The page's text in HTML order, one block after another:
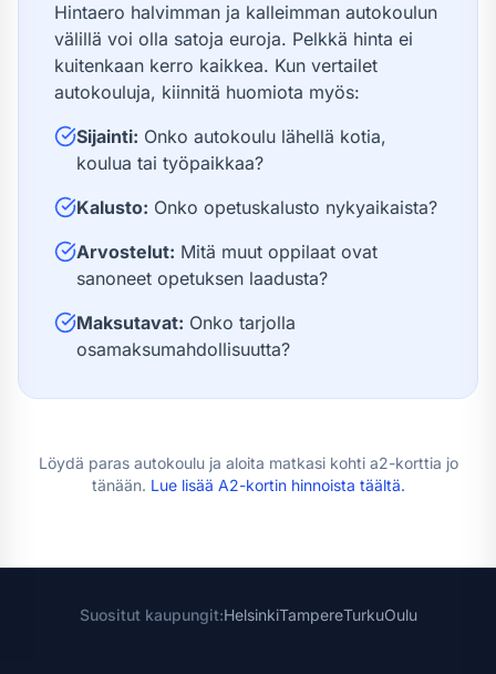
Hintaero halvimman ja kalleimman autokoulun
välillä voi olla satoja euroja. Pelkkä hinta ei
kuitenkaan kerro kaikkea. Kun vertailet
autokouluja, kiinnitä huomiota myös:
Sijainti: Onko autokoulu lähellä kotia,
koulua tai työpaikkaa?
Kalusto: Onko opetuskalusto nykyaikaista?
Arvostelut: Mitä muut oppilaat ovat
sanoneet opetuksen laadusta?
Maksutavat: Onko tarjolla
osamaksumahdollisuutta?
Löydä paras autokoulu ja aloita matkasi kohti a2-korttia jo
tänään. Lue lisää A2-kortin hinnoista täältä.
Suositut kaupungit:HelsinkiTampereTurkuOulu